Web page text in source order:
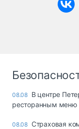
08.08 В центре
ресторанным меню
08.08 Страховая